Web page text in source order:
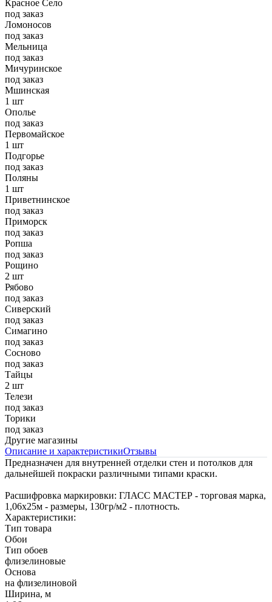
Красное Село
под заказ
Ломоносов
под заказ
Мельница
под заказ
Мичуринское
под заказ
Мшинская
1 шт
Ополье
под заказ
Первомайское
1 шт
Подгорье
под заказ
Поляны
1 шт
Приветнинское
под заказ
Приморск
под заказ
Ропша
под заказ
Рощино
2 шт
Рябово
под заказ
Сиверский
под заказ
Симагино
под заказ
Сосново
под заказ
Тайцы
2 шт
Телези
под заказ
Торики
под заказ
Другие магазины
Описание и характеристикиОтзывы
Предназначен для внутренней отделки стен и потолков для
дальнейшей покраски различными типами краски.
Расшифровка маркировки: ГЛАСС МАСТЕР - торговая марка,
1,06х25м - размеры, 130гр/м2 - плотность.
Характеристики:
Тип товара
Обои
Тип обоев
флизелиновые
Основа
на флизелиновой
Ширина, м